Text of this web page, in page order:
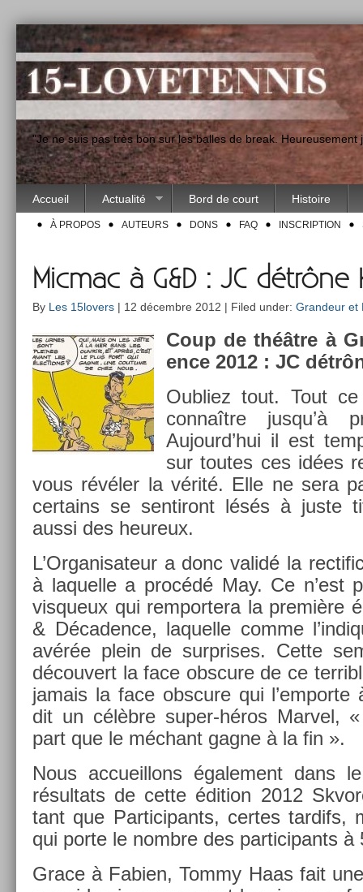
"Je ne suis pas très bon sur les balles de break.
Accueil Actualité Bord de court Histoire
À PROPOS AUTEURS DONS FAQ INSCRIPTION
Micmac à G&D : JC détrône
By Les 15lovers | 12 décembre 2012 | Filed under: Grandeur et
Coup de théâtre à
ence 2012 : JC
Oub­liez tout. Tout
connaître jusqu’à
Aujourd’hui il est
sur toutes ces idées
vous révéler la vérité. Elle ne sera
cer­tains se sen­tiront lésés à juste
aussi des heureux.
L’Or­ganisateur a donc validé la
à laquel­le a procédé May. Ce n’est
vis­queux qui re­mpor­tera la première
& Décad­ence, laquel­le comme
avérée plein de sur­prises. Cette
découvert la face ob­scure de ce
jamais la face ob­scure qui
dit un célèbre super-héros Mar­vel,
part que le méchant gagne à la fin ».
Nous ac­cueil­lons égale­ment dans
résul­tats de cette édi­tion 2012
tant que Par­ticipants, cer­tes tar­difs,
qui porte le nombre des par­ticipants à
Grace à Fabi­en, Tommy Haas fait